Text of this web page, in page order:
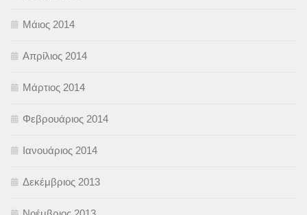
Μάιος 2014
Απρίλιος 2014
Μάρτιος 2014
Φεβρουάριος 2014
Ιανουάριος 2014
Δεκέμβριος 2013